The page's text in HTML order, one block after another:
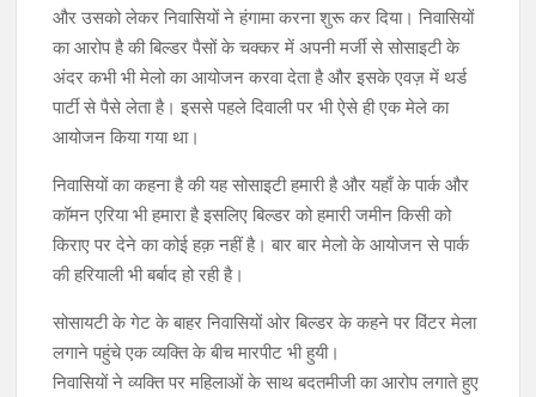
और उसको लेकर निवासियों ने हंगामा करना शुरू कर दिया। निवासियों
का आरोप है की बिल्डर पैसों के चक्कर में अपनी मर्जी से सोसाइटी के
अंदर कभी भी मेलो का आयोजन करवा देता है और इसके एवज़ में थर्ड
पार्टी से पैसे लेता है। इससे पहले दिवाली पर भी ऐसे ही एक मेले का
आयोजन किया गया था।
निवासियों का कहना है की यह सोसाइटी हमारी है और यहाँ के पार्क और
कॉमन एरिया भी हमारा है इसलिए बिल्डर को हमारी जमीन किसी को
किराए पर देने का कोई हक़ नहीं है। बार बार मेलो के आयोजन से पार्क
की हरियाली भी बर्बाद हो रही है।
सोसायटी के गेट के बाहर निवासियों ओर बिल्डर के कहने पर विंटर मेला
लगाने पहुंचे एक व्यक्ति के बीच मारपीट भी हुयी।
निवासियों ने व्यक्ति पर महिलाओं के साथ बदतमीजी का आरोप लगाते हुए